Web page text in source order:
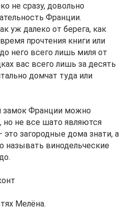
не сразу, довольно
Франции.
уж далеко от берега, как
прочтения книги или
него всего лишь миля от
вас всего лишь за десять
домчат туда или
замок Франции можно
но не все шато являются
загородные дома знати, а
называть винодельческие
Мелёна.